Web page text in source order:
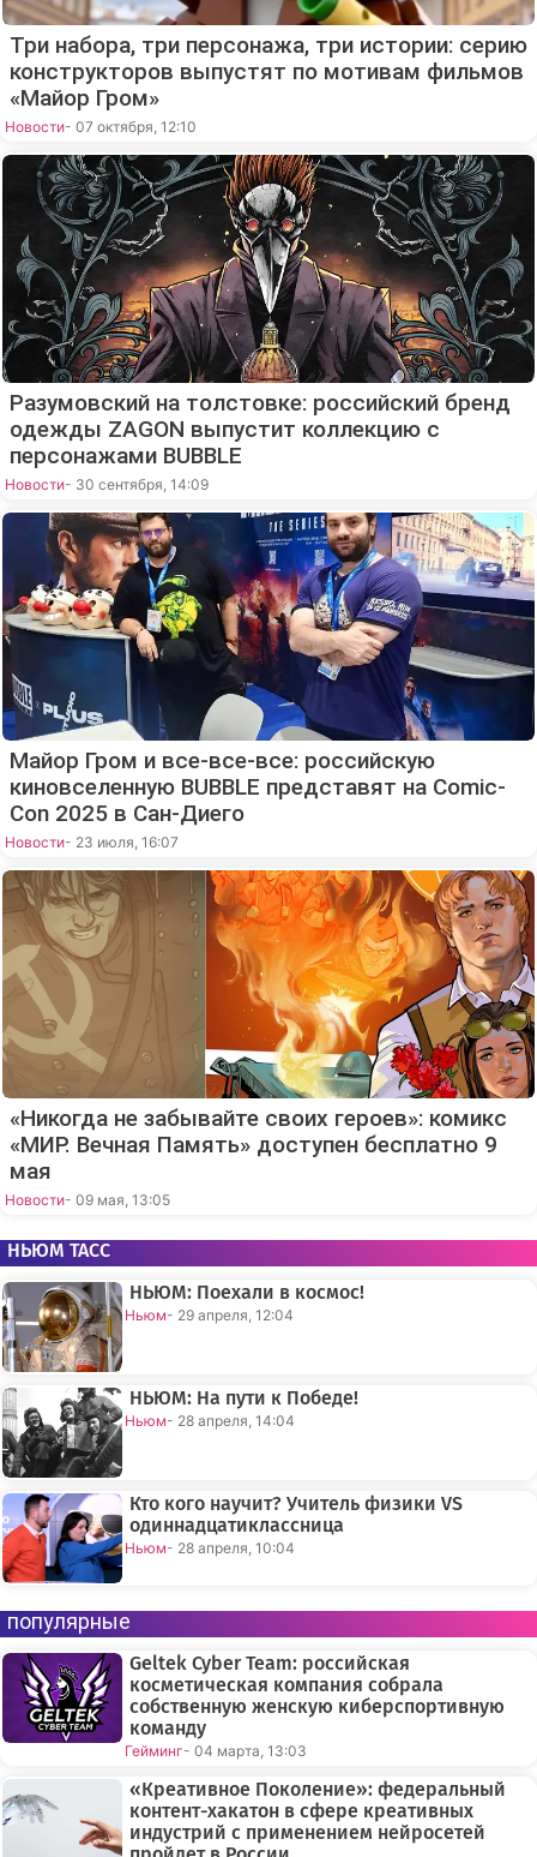
Три набора, три персонажа, три истории: серию
конструкторов выпустят по мотивам фильмов
«Майор Гром»
Новости- 07 октября, 12:10
Разумовский на толстовке: российский бренд
одежды ZAGON выпустит коллекцию с
персонажами BUBBLE
Новости- 30 сентября, 14:09
Майор Гром и все-все-все: российскую
киновселенную BUBBLE представят на Comic-
Con 2025 в Сан-Диего
Новости- 23 июля, 16:07
«Никогда не забывайте своих героев»: комикс
«МИР. Вечная Память» доступен бесплатно 9
мая
Новости- 09 мая, 13:05
НЬЮМ ТАСС
НЬЮМ: Поехали в космос!
Ньюм- 29 апреля, 12:04
НЬЮМ: На пути к Победе!
Ньюм- 28 апреля, 14:04
Кто кого научит? Учитель физики VS
одиннадцатиклассница
Ньюм- 28 апреля, 10:04
популярные
Geltek Cyber Team: российская
косметическая компания собрала
собственную женскую киберспортивную
команду
Гейминг- 04 марта, 13:03
«Креативное Поколение»: федеральный
контент-хакатон в сфере креативных
индустрий с применением нейросетей